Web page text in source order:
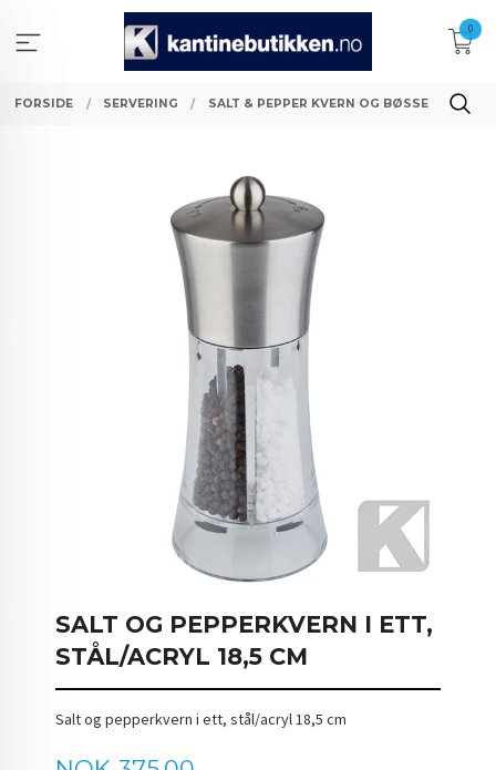
innholdet
0
FORSIDE SERVERING SALT & PEPPER KVERN OG BØSSE
SALT OG PEPPERKVERN I ETT,
STÅL/ACRYL 18,5 CM
Salt og pepperkvern i ett, stål/acryl 18,5 cm